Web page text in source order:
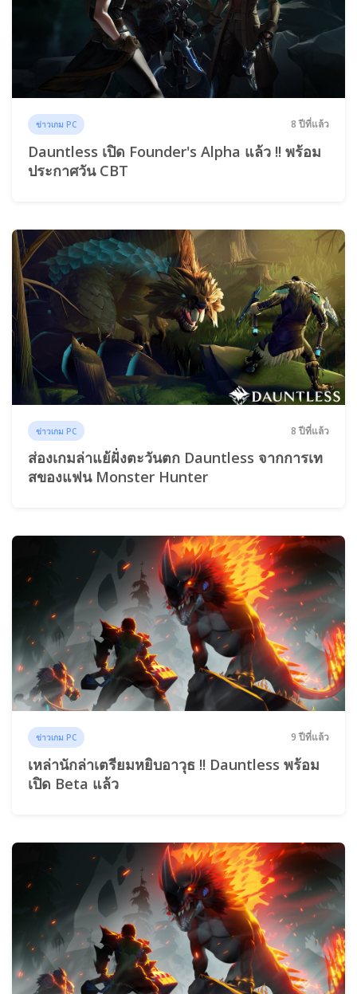
ข่าวเกม PC 8 ปีที่แล้ว
Dauntless เปิด Founder's Alpha แล้ว !! พร้อม
ประกาศวัน CBT
ข่าวเกม PC 8 ปีที่แล้ว
ส่องเกมล่าแย้ฝั่งตะวันตก Dauntless จากการเท
สของแฟน Monster Hunter
ข่าวเกม PC 9 ปีที่แล้ว
เหล่านักล่าเตรียมหยิบอาวุธ !! Dauntless พร้อม
เปิด Beta แล้ว